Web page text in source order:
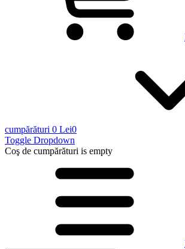
cumpărături 0 Lei0
Toggle Dropdown
Coş de cumpărături is empty